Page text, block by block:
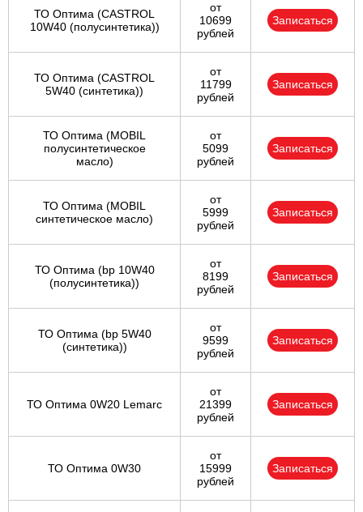
ТО Оптима (CASTROL
10W40 (полусинтетика))
от
10699
рублей
Записаться
ТО Оптима (CASTROL
5W40 (синтетика))
от
11799
рублей
Записаться
ТО Оптима (MOBIL
полусинтетическое
масло)
от
5099
рублей
Записаться
ТО Оптима (MOBIL
синтетическое масло)
от
5999
рублей
Записаться
ТО Оптима (bp 10W40
(полусинтетика))
от
8199
рублей
Записаться
ТО Оптима (bp 5W40
(синтетика))
от
9599
рублей
Записаться
ТО Оптима 0W20 Lemarc
от
21399
рублей
Записаться
ТО Оптима 0W30
от
15999
рублей
Записаться